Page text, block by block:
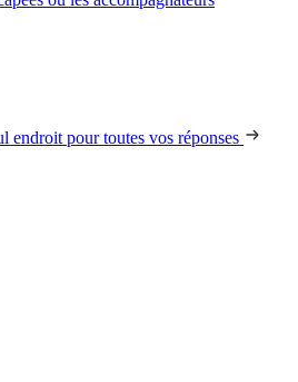
endroit pour toutes vos réponses